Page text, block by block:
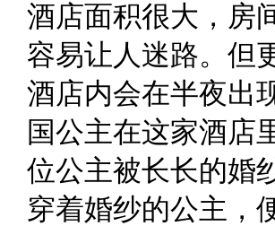
酒店面积很大，房
容易让人迷路。但
酒店内会在半夜出
国公主在这家酒店
位公主被长长的婚
穿着婚纱的公主，